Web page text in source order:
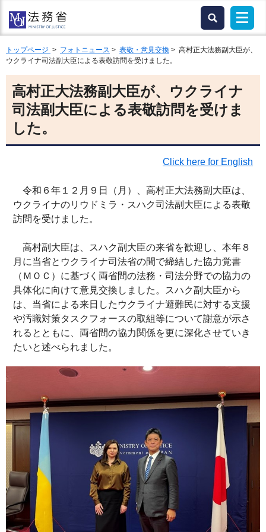
トップページ > フォトニュース > 表敬・意見交換 > 高村正大法務副大臣が、
ウクライナ司法副大臣による表敬訪問を受けました。
高村正大法務副大臣が、ウクライナ
司法副大臣による表敬訪問を受けま
した。
Click here for English
令和６年１２月９日（月）、高村正大法務副大臣は、
ウクライナのリウドミラ・スハク司法副大臣による表敬
訪問を受けました。
高村副大臣は、スハク副大臣の来省を歓迎し、本年８
月に当省とウクライナ司法省の間で締結した協力覚書
（ＭＯＣ）に基づく両省間の法務・司法分野での協力の
具体化に向けて意見交換しました。スハク副大臣から
は、当省による来日したウクライナ避難民に対する支援
や汚職対策タスクフォースの取組等について謝意が示さ
れるとともに、両省間の協力関係を更に深化させていき
たいと述べられました。